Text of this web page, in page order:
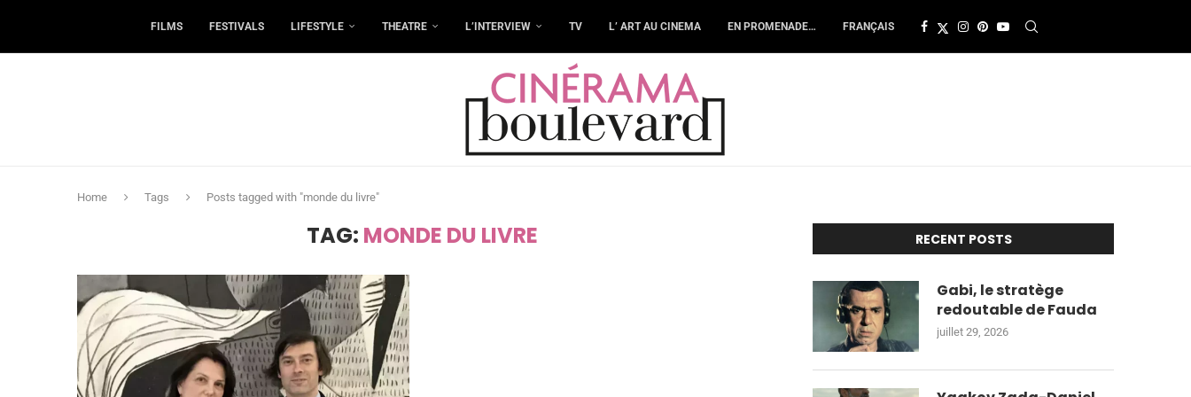
FILMS FESTIVALS LIFESTYLE THEATRE L’INTERVIEW TV L’ ART AU CINEMA EN PROMENADE… FRANÇAIS
Home Tags Posts tagged with "monde du livre"
TAG: MONDE DU LIVRE RECENT POSTS
Gabi, le stratège
redoutable de Fauda
juillet 29, 2026